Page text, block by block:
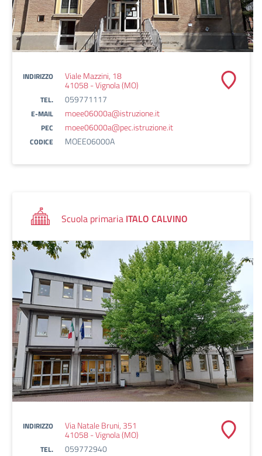
INDIRIZZO Viale Mazzini, 18
41058 - Vignola (MO)
TEL. 059771117
E-MAIL moee06000a@istruzione.it
PEC moee06000a@pec.istruzione.it
CODICE MOEE06000A
Scuola primaria ITALO CALVINO
INDIRIZZO Via Natale Bruni, 351
41058 - Vignola (MO)
TEL. 059772940